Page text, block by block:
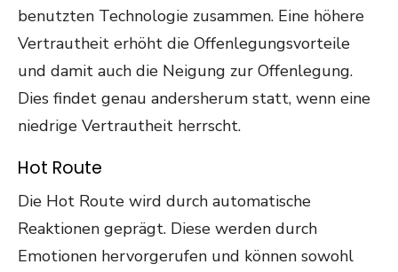
benutzten Technologie zusammen. Eine höhere
Vertrautheit erhöht die Offenlegungsvorteile
und damit auch die Neigung zur Offenlegung.
Dies findet genau andersherum statt, wenn eine
niedrige Vertrautheit herrscht.
Hot Route
Die Hot Route wird durch automatische
Reaktionen geprägt. Diese werden durch
Emotionen hervorgerufen und können sowohl